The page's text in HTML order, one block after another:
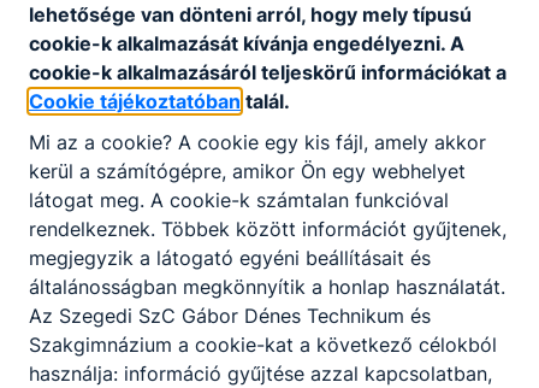
lehetősége van dönteni arról, hogy mely típusú
cookie-k alkalmazását kívánja engedélyezni. A
cookie-k alkalmazásáról teljeskörű információkat a
Cookie tájékoztatóban talál.
Mi az a cookie? A cookie egy kis fájl, amely akkor
kerül a számítógépre, amikor Ön egy webhelyet
látogat meg. A cookie-k számtalan funkcióval
rendelkeznek. Többek között információt gyűjtenek,
megjegyzik a látogató egyéni beállításait és
általánosságban megkönnyítik a honlap használatát.
Az Szegedi SzC Gábor Dénes Technikum és
Szakgimnázium a cookie-kat a következő célokból
használja: információ gyűjtése azzal kapcsolatban,